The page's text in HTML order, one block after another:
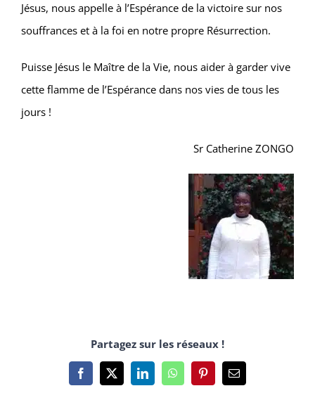
Jésus, nous appelle à l’Espérance de la victoire sur nos
souffrances et à la foi en notre propre Résurrection.
Puisse Jésus le Maître de la Vie, nous aider à garder vive
cette flamme de l’Espérance dans nos vies de tous les
jours !
Sr Catherine ZONGO
Partagez sur les réseaux !
Facebook
X LinkedInWhatsAppPinterestEmail